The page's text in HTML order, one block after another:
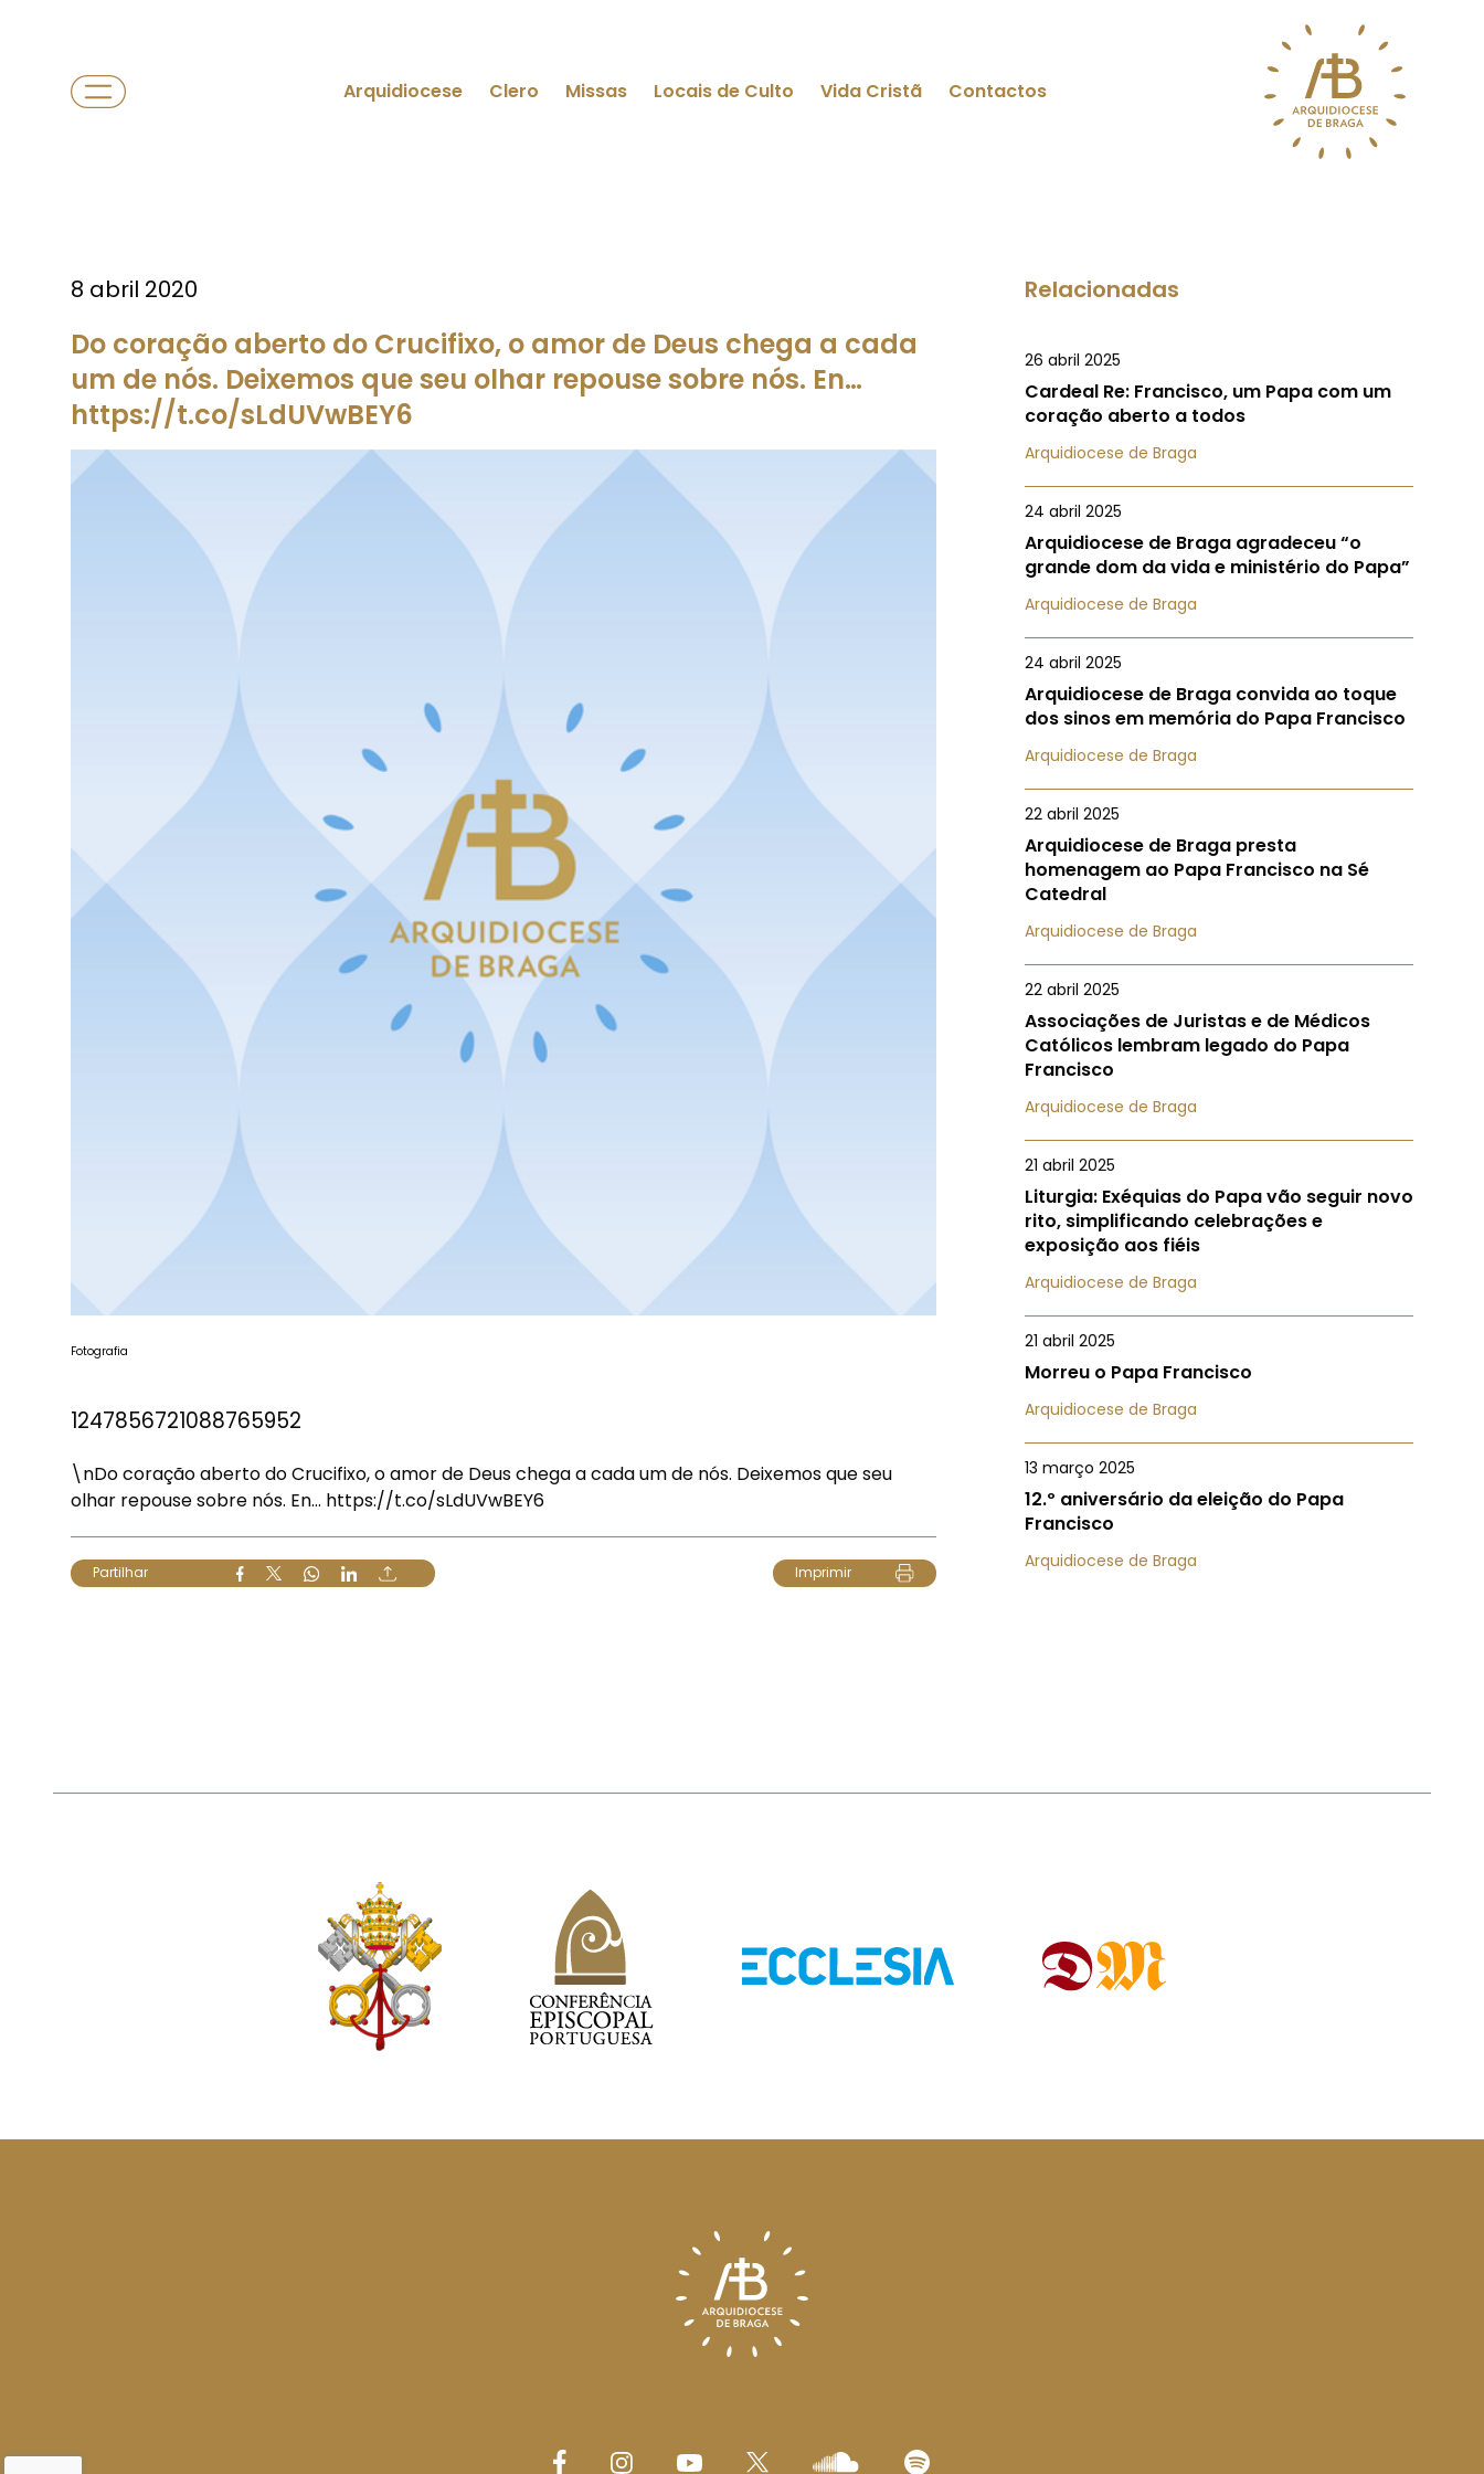
Arquidiocese Clero Missas Locais de Culto Vida Cristã Contactos
8 abril 2020
Do coração aberto do Crucifixo, o amor de Deus chega a cada
um de nós. Deixemos que seu olhar repouse sobre nós. En…
https://t.co/sLdUVwBEY6
Fotografia
1247856721088765952
\nDo coração aberto do Crucifixo, o amor de Deus chega a cada um de nós. Deixemos que seu
olhar repouse sobre nós. En… https://t.co/sLdUVwBEY6
Partilhar Imprimir
Relacionadas
26 abril 2025
Cardeal Re: Francisco, um Papa com um
coração aberto a todos
Arquidiocese de Braga
24 abril 2025
Arquidiocese de Braga agradeceu “o
grande dom da vida e ministério do Papa”
Arquidiocese de Braga
24 abril 2025
Arquidiocese de Braga convida ao toque
dos sinos em memória do Papa Francisco
Arquidiocese de Braga
22 abril 2025
Arquidiocese de Braga presta
homenagem ao Papa Francisco na Sé
Catedral
Arquidiocese de Braga
22 abril 2025
Associações de Juristas e de Médicos
Católicos lembram legado do Papa
Francisco
Arquidiocese de Braga
21 abril 2025
Liturgia: Exéquias do Papa vão seguir novo
rito, simplificando celebrações e
exposição aos fiéis
Arquidiocese de Braga
21 abril 2025
Morreu o Papa Francisco
Arquidiocese de Braga
13 março 2025
12.º aniversário da eleição do Papa
Francisco
Arquidiocese de Braga